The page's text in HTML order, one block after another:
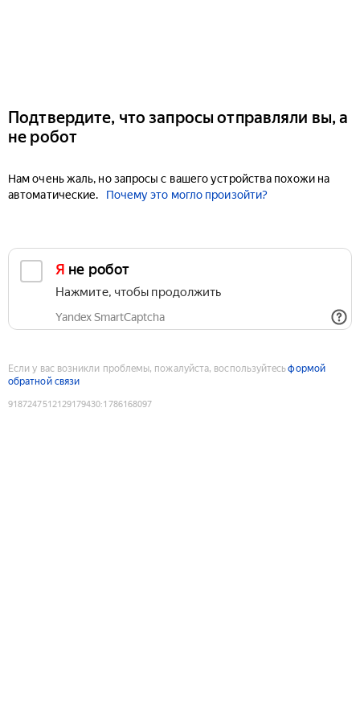
Подтвердите, что запросы отправляли вы, а
не робот
Нам очень жаль, но запросы с вашего устройства похожи на
автоматические.
Почему это могло произойти?
Я не робот
Нажмите, чтобы продолжить
Yandex SmartCaptcha
Если у вас возникли проблемы, пожалуйста, воспользуйтесьформой
обратной связи
9187247512129179430:1786168097